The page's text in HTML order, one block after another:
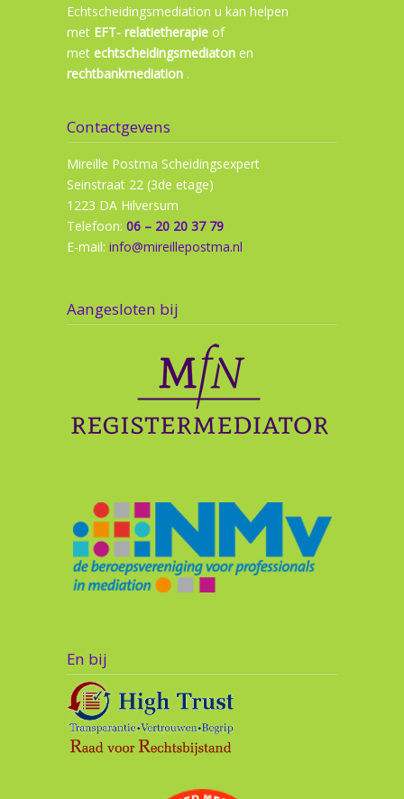
Echtscheidingsmediation u kan helpen
met EFT- relatietherapie of
met echtscheidingsmediaton en
rechtbankmediation .
Contactgevens
Mireille Postma Scheidingsexpert
Seinstraat 22 (3de etage)
1223 DA Hilversum
Telefoon: 06 – 20 20 37 79
E-mail: info@mireillepostma.nl
Aangesloten bij
En bij